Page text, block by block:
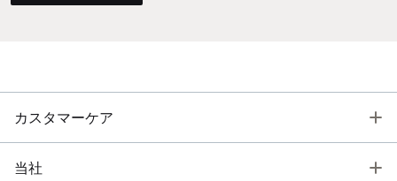
カスタマーケア
当社